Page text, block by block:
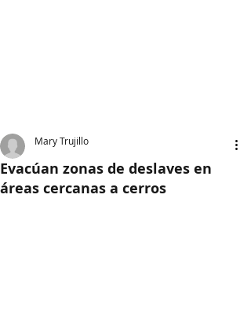
Evacúan zonas de deslaves en
áreas cercanas a cerros
Mary Trujillo